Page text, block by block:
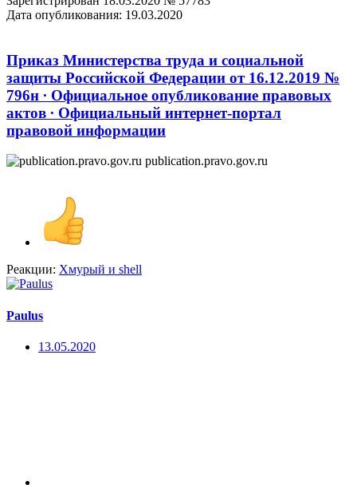
Дата опубликования: 19.03.2020
Приказ Министерства труда и социальной
защиты Российской Федерации от 16.12.2019 №
796н ∙ Официальное опубликование правовых
актов ∙ Официальный интернет-портал
правовой информации
publication.pravo.gov.ru
Реакции: Хмурый и shell
Paulus
13.05.2020